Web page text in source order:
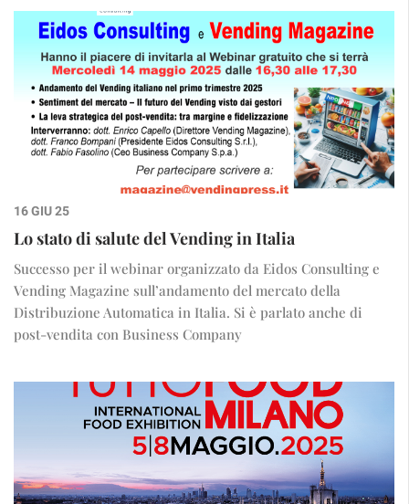
16 GIU 25
Lo stato di salute del Vending in Italia
Successo per il webinar organizzato da Eidos Consulting e
Vending Magazine sull’andamento del mercato della
Distribuzione Automatica in Italia. Si è parlato anche di
post-vendita con Business Company